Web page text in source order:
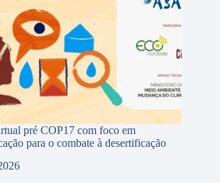
pré COP17 com foco em
para o combate à desertificação